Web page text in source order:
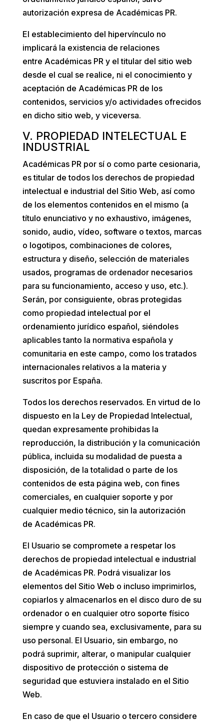
autorización expresa de Académicas PR.
El establecimiento del hipervínculo no
implicará la existencia de relaciones
entre Académicas PR y el titular del sitio web
desde el cual se realice, ni el conocimiento y
aceptación de Académicas PR de los
contenidos, servicios y/o actividades ofrecidos
en dicho sitio web, y viceversa.
V. PROPIEDAD INTELECTUAL E
INDUSTRIAL
Académicas PR por sí o como parte cesionaria,
es titular de todos los derechos de propiedad
intelectual e industrial del Sitio Web, así como
de los elementos contenidos en el mismo (a
título enunciativo y no exhaustivo, imágenes,
sonido, audio, vídeo, software o textos, marcas
o logotipos, combinaciones de colores,
estructura y diseño, selección de materiales
usados, programas de ordenador necesarios
para su funcionamiento, acceso y uso, etc.).
Serán, por consiguiente, obras protegidas
como propiedad intelectual por el
ordenamiento jurídico español, siéndoles
aplicables tanto la normativa española y
comunitaria en este campo, como los tratados
internacionales relativos a la materia y
suscritos por España.
Todos los derechos reservados. En virtud de lo
dispuesto en la Ley de Propiedad Intelectual,
quedan expresamente prohibidas la
reproducción, la distribución y la comunicación
pública, incluida su modalidad de puesta a
disposición, de la totalidad o parte de los
contenidos de esta página web, con fines
comerciales, en cualquier soporte y por
cualquier medio técnico, sin la autorización
de Académicas PR.
El Usuario se compromete a respetar los
derechos de propiedad intelectual e industrial
de Académicas PR. Podrá visualizar los
elementos del Sitio Web o incluso imprimirlos,
copiarlos y almacenarlos en el disco duro de su
ordenador o en cualquier otro soporte físico
siempre y cuando sea, exclusivamente, para su
uso personal. El Usuario, sin embargo, no
podrá suprimir, alterar, o manipular cualquier
dispositivo de protección o sistema de
seguridad que estuviera instalado en el Sitio
Web.
En caso de que el Usuario o tercero considere